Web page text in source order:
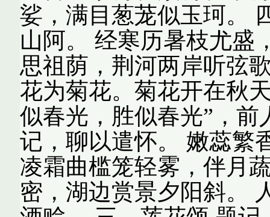
娑，满目葱茏似玉珂。
山阿。 经寒历暑枝尤盛
思祖荫，荆河两岸听弦
花为菊花。菊花开在秋
似春光，胜似春光”，
记，聊以遣怀。 嫩蕊繁
凌霜曲槛笼轻雾，伴月
密，湖边赏景夕阳斜。